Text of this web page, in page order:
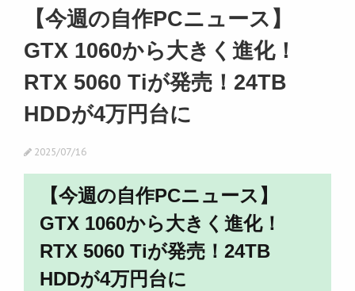
【今週の自作PCニュース】
GTX 1060から大きく進化！
RTX 5060 Tiが発売！24TB
HDDが4万円台に
2025/07/16
【今週の自作PCニュース】
GTX 1060から大きく進化！
RTX 5060 Tiが発売！24TB
HDDが4万円台に